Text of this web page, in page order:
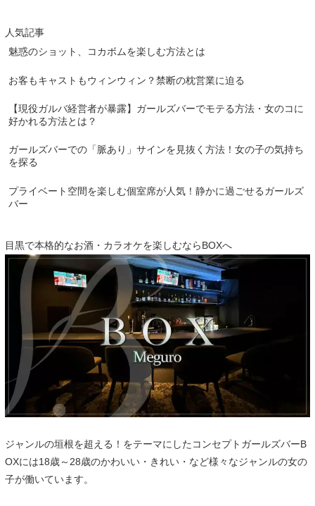
人気記事
魅惑のショット、コカボムを楽しむ方法とは
お客もキャストもウィンウィン？禁断の枕営業に迫る
【現役ガルバ経営者が暴露】ガールズバーでモテる方法・女のコに
好かれる方法とは？
ガールズバーでの「脈あり」サインを見抜く方法！女の子の気持ち
を探る
プライベート空間を楽しむ個室席が人気！静かに過ごせるガールズ
バー
目黒で本格的なお酒・カラオケを楽しむならBOXへ
ジャンルの垣根を超える！をテーマにしたコンセプトガールズバーB
OXには18歳～28歳のかわいい・きれい・など様々なジャンルの女の
子が働いています。